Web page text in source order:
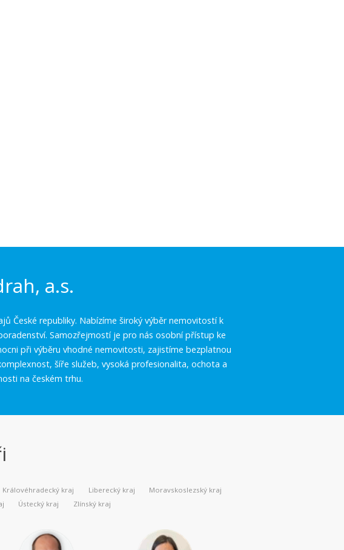
a.s.
České republiky. Nabízíme široký výběr nemovitostí k
Samozřejmostí je pro nás osobní přístup ke
při výběru vhodné nemovitosti, zajistíme bezplatnou
šíře služeb, vysoká profesionalita, ochota a
na českém trhu.
Královéhradecký kraj Liberecký kraj
Moravskoslezský kraj
Ústecký kraj Zlínský kraj